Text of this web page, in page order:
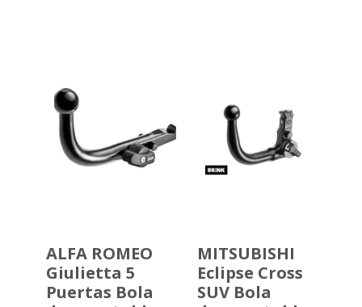
ALFA ROMEO
Giulietta 5
Puertas Bola
MITSUBISHI
Eclipse Cross
SUV Bola